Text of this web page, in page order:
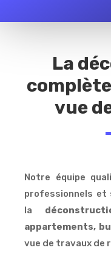
La
vue
Notre équipe
professionnels et
la
appartements,
vue de travaux de